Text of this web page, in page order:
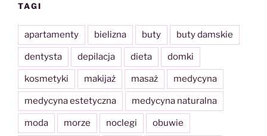
TAGI
apartamenty bielizna buty buty damskie
dentysta depilacja dieta domki
kosmetyki makijaż masaż medycyna
medycyna estetyczna medycyna naturalna
moda morze noclegi obuwie